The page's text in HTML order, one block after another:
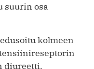
suurin osa
kolmeen
diureetti.